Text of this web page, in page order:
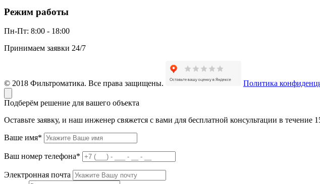
Режим работы
Пн-Пт: 8:00 - 18:00
Принимаем заявки 24/7
© 2018 Фильтроматика. Все права защищены. Политика
Подберём решение для вашего объекта
Оставьте заявку, и наш инженер свяжется с вами для бесплатной консультации в течение
Ваше имя*
Ваш номер телефона*
Электронная почта